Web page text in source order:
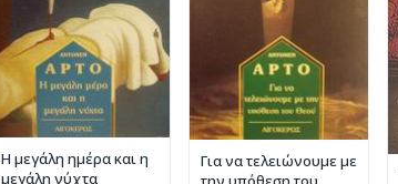
Η μεγάλη ημέρα και η
μεγάλη νύχτα
Για να τελειώνουμε με